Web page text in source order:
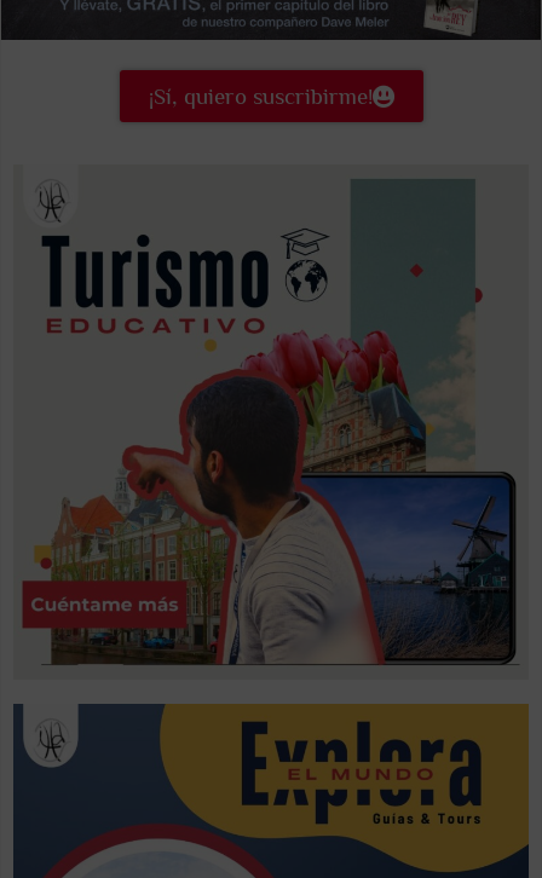
¡Sí, quiero suscribirme!